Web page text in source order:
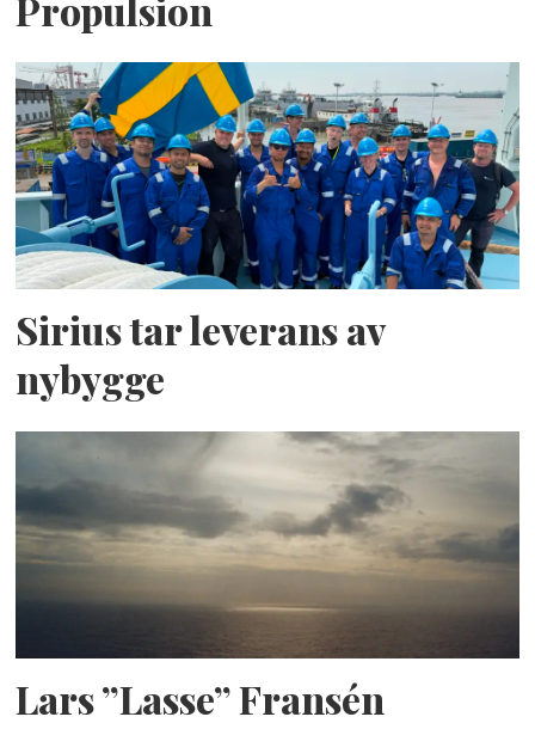
Propulsion
Sirius tar leverans av
nybygge
Lars ”Lasse” Fransén